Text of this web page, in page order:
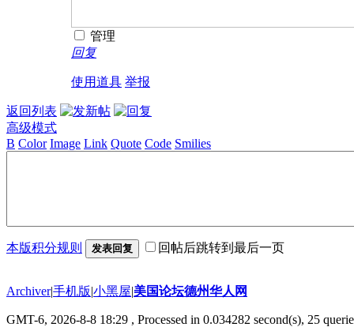
管理
回复
使用道具 举报
返回列表
高级模式
B Color Image Link Quote Code Smilies
本版积分规则 发表回复 回帖后跳转到最后一页
Archiver|手机版|小黑屋|美国论坛德州华人网
GMT-6, 2026-8-8 18:29 , Processed in 0.034282 second(s), 25